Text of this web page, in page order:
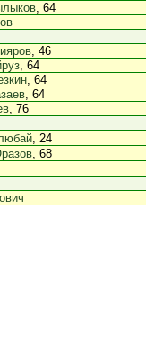
, 64
, 46
, 64
, 64
, 64
, 76
, 24
, 68